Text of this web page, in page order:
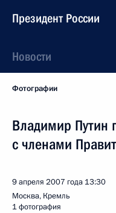
Президент России
Новости
Фотографии
Владимир Путин
с членами
9 апреля 2007 года 13:30
Москва, Кремль
1 фотография